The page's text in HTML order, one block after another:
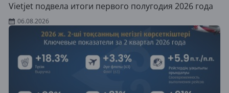
Vietjet подвела итоги первого полугодия 2026 года
06.08.2026